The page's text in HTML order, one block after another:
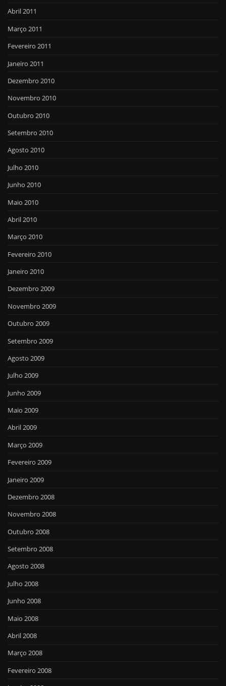
Abril 2011
Março 2011
Fevereiro 2011
Janeiro 2011
Dezembro 2010
Novembro 2010
Outubro 2010
Setembro 2010
Agosto 2010
Julho 2010
Junho 2010
Maio 2010
Abril 2010
Março 2010
Fevereiro 2010
Janeiro 2010
Dezembro 2009
Novembro 2009
Outubro 2009
Setembro 2009
Agosto 2009
Julho 2009
Junho 2009
Maio 2009
Abril 2009
Março 2009
Fevereiro 2009
Janeiro 2009
Dezembro 2008
Novembro 2008
Outubro 2008
Setembro 2008
Agosto 2008
Julho 2008
Junho 2008
Maio 2008
Abril 2008
Março 2008
Fevereiro 2008